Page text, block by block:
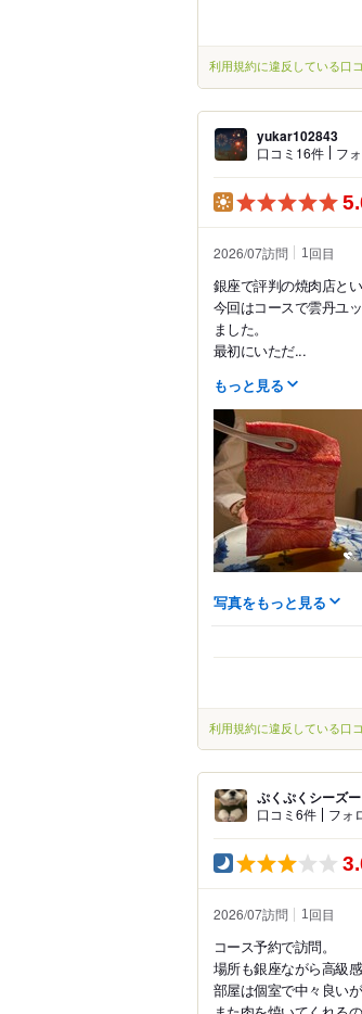
利用規約に違反している口
yukar102843
口コミ16件 フ
2026/07訪問 1 回目
銀座で評判の焼肉店と
今回はコースで雲丹ユ
ました。
最初にいただ...
もっと見る
写真をもっと見る
利用規約に違反している口
ぷくぷくシーズー
口コミ6件 フォ
2026/07訪問 1回目
コース予約で訪問。
場所も銀座ながら高級感
部屋は個室で中々良い